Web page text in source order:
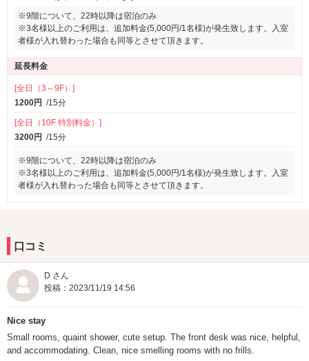
※9階について、22時以降は宿泊のみ
※3名様以上のご利用は、追加料金(5,000円/1名様)が発生致します。入室
者様が入れ替わった場合も同等とさせて頂きます。
延長料金
[全日（3～9F）]
1200円 /15分
[全日（10F 特別料金）]
3200円 /15分
※9階について、22時以降は宿泊のみ
※3名様以上のご利用は、追加料金(5,000円/1名様)が発生致します。入室
者様が入れ替わった場合も同等とさせて頂きます。
口コミ
D さん
投稿：2023/11/19 14:56
Nice stay
Small rooms, quaint shower, cute setup. The front desk was nice, helpful,
and accommodating. Clean, nice smelling rooms with no frills.